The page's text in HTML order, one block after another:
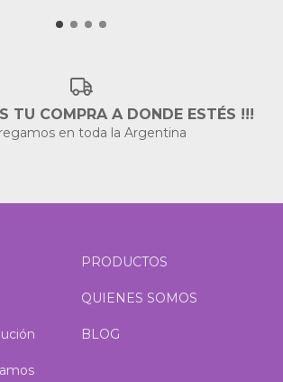
TU COMPRA A DONDE ESTÉS !!!
en toda la Argentina
PRODUCTOS
QUIENES SOMOS
BLOG